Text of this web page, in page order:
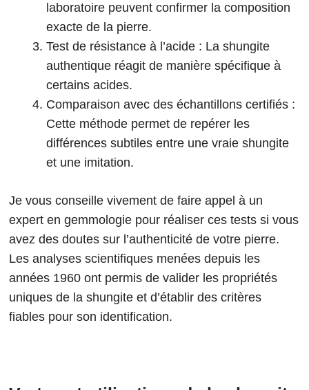
laboratoire peuvent confirmer la composition
exacte de la pierre.
Test de résistance à l’acide : La shungite
authentique réagit de manière spécifique à
certains acides.
Comparaison avec des échantillons certifiés :
Cette méthode permet de repérer les
différences subtiles entre une vraie shungite
et une imitation.
Je vous conseille vivement de faire appel à un
expert en gemmologie pour réaliser ces tests si vous
avez des doutes sur l’authenticité de votre pierre.
Les analyses scientifiques menées depuis les
années 1960 ont permis de valider les propriétés
uniques de la shungite et d’établir des critères
fiables pour son identification.